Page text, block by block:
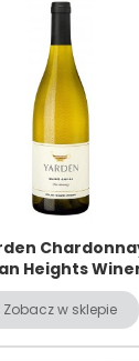
Heights
Zobacz w sklepie